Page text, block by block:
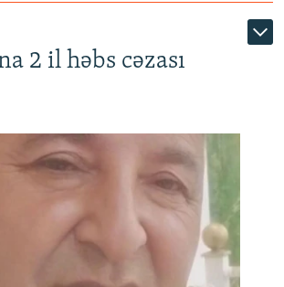
2 il həbs cəzası